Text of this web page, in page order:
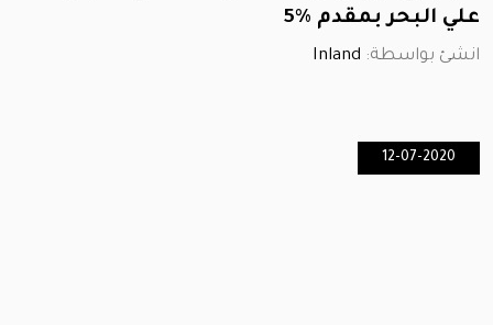
علي البحر بمقدم ٪5
انشئ بواسطة: Inland
12-07-2020